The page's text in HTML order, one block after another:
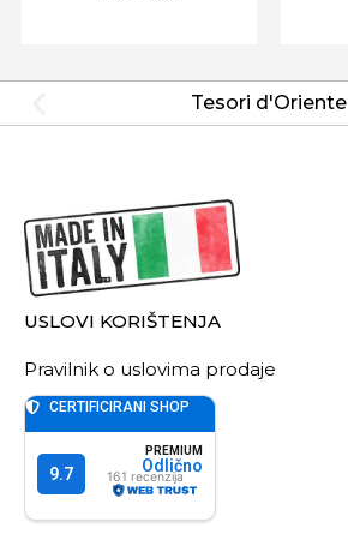
Tesori d'Oriente
USLOVI KORIŠTENJA
Pravilnik o uslovima prodaje